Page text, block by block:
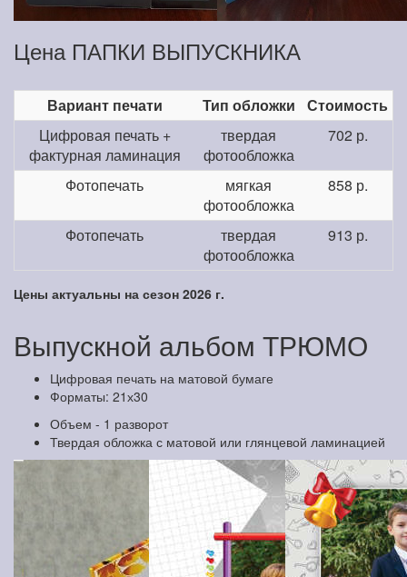
Цена ПАПКИ ВЫПУСКНИКА
Вариант печати Тип обложки
Стоимость
Цифровая печать +
фактурная ламинация
твердая
фотообложка
702 р.
Фотопечать
мягкая
фотообложка
858 р.
Фотопечать
твердая
фотообложка
913 р.
Цены актуальны на сезон 2026 г.
Выпускной альбом ТРЮМО
Цифровая печать на матовой бумаге
Форматы: 21х30
Объем - 1 разворот
Твердая обложка с матовой или глянцевой ламинацией